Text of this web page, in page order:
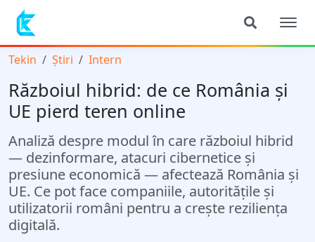
Tekin Știri Intern
Războiul hibrid: de ce România și
UE pierd teren online
Analiză despre modul în care războiul hibrid
— dezinformare, atacuri cibernetice și
presiune economică — afectează România și
UE. Ce pot face companiile, autoritățile și
utilizatorii români pentru a crește reziliența
digitală.